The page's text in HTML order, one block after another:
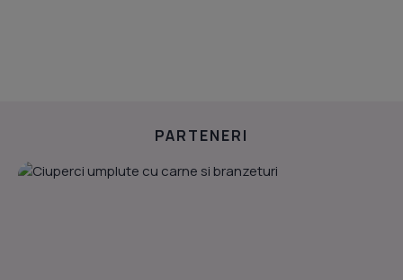
PARTENERI